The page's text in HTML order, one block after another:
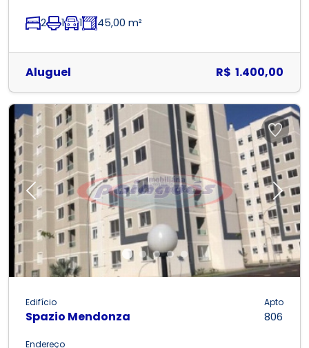
2 1 1 45,00 m²
Aluguel R$ 1.400,00
Previous Next
Edifício
Spazio Mendonza
Apto
806
Endereço